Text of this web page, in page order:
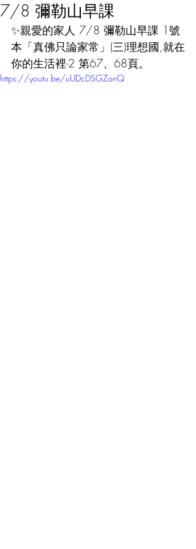
7/8 彌勒山早課
✨親愛的家人 7/8 彌勒山早課 1號
本「真佛只論家常」(三)理想國,就在
你的生活裡-2 第67、68頁。
https://youtu.be/uUDcDSGZonQ